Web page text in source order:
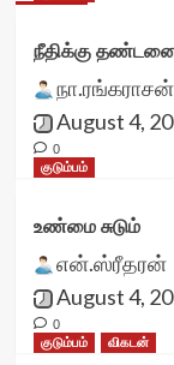
நீதிக்கு
நா.ரங்கராசன்
August 4,
0
குடும்பம்
உண்மை சுடும்
என்.ஸ்ரீதரன்
August 4,
0
குடும்பம்
விகடன்